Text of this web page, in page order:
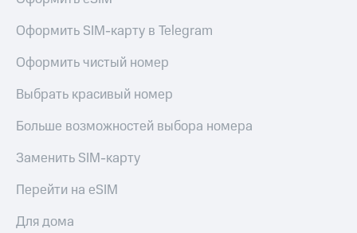
скидки
Все
Оформить SIM-карту в Telegram
Оформить чистый номер
Выбрать красивый номер
Больше возможностей выбора номера
Заменить SIM-карту
Перейти на eSIM
Для дома